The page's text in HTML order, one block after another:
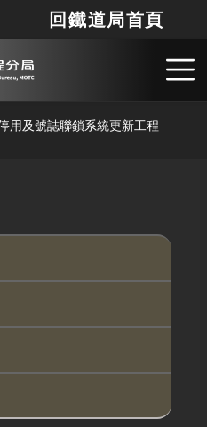
回鐵道局首頁
用及號誌聯鎖系統更新工程